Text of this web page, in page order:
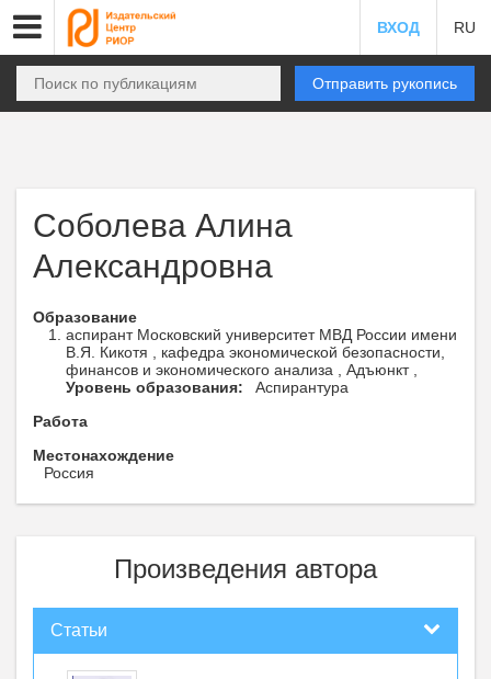
ВХОД RU
Отправить рукопись
Соболева Алина
Александровна
Образование
аспирант Московский университет МВД России имени
В.Я. Кикотя , кафедра экономической безопасности,
финансов и экономического анализа , Адъюнкт ,
Уровень образования:
Аспирантура
Работа
Местонахождение
Россия
Произведения автора
Статьи